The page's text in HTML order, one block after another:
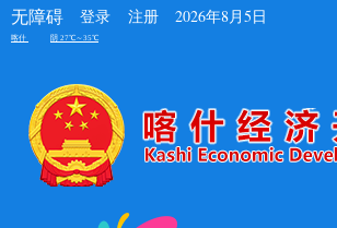
无障碍 登录 注册 2026年8月5日